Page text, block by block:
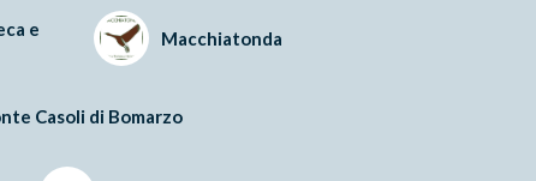
e
Macchiatonda
Casoli di Bomarzo